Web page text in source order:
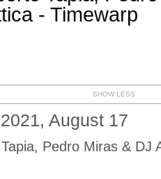
- Timewarp
SHOW LESS
August 17
Pedro Miras & DJ